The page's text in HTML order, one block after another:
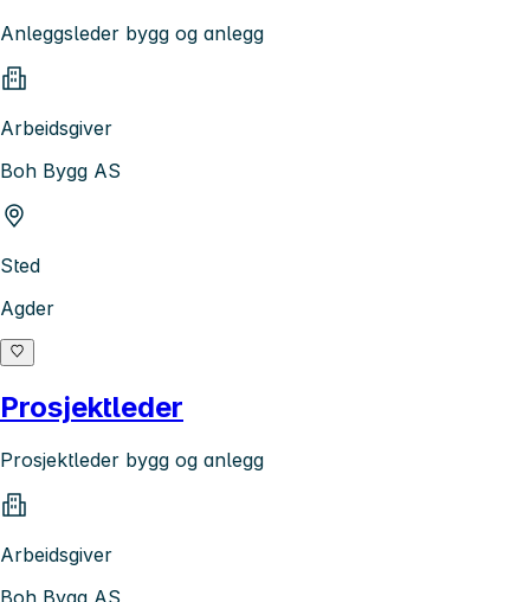
Anleggsleder bygg og anlegg
Arbeidsgiver
Boh Bygg AS
Sted
Agder
Prosjektleder
Prosjektleder bygg og anlegg
Arbeidsgiver
Boh Bygg AS